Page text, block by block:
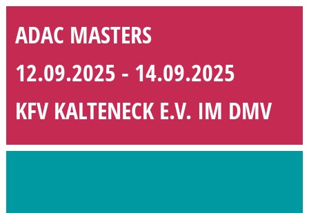
ADAC MASTERS
12.09.2025 - 14.09.2025
KFV KALTENECK E.V. IM DMV